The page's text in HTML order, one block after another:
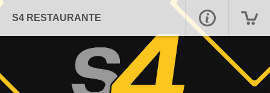
S4 RESTAURANTE